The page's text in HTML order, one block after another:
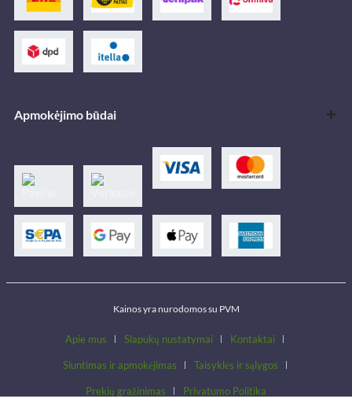
Apmokėjimo būdai
Kainos yra nurodomos su PVM
Apie mus Slapukų nustatymai Kontaktai
Siuntimas ir apmokėjimas Taisyklės ir sąlygos
Prekių gražinimas Privatumo Politika